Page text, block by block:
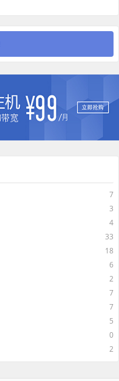
7
3
4
33
18
6
2
7
7
5
0
2